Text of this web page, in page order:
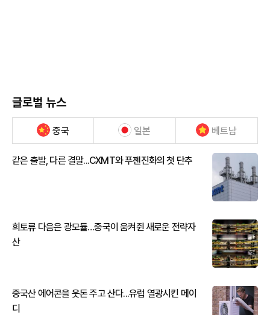
글로벌 뉴스
중국 일본 베트남
같은 출발, 다른 결말...CXMT와 푸젠진화의 첫 단추
희토류 다음은 광모듈…중국이 움켜쥔 새로운 전략자
산
중국산 에어콘을 웃돈 주고 산다...유럽 열광시킨 메이
디